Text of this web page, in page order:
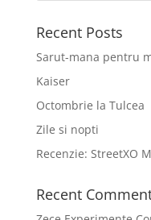
Recent Posts
Sarut-mana pentru
Kaiser
Octombrie la Tulcea
Zile si nopti
Recenzie: StreetXO
Recent